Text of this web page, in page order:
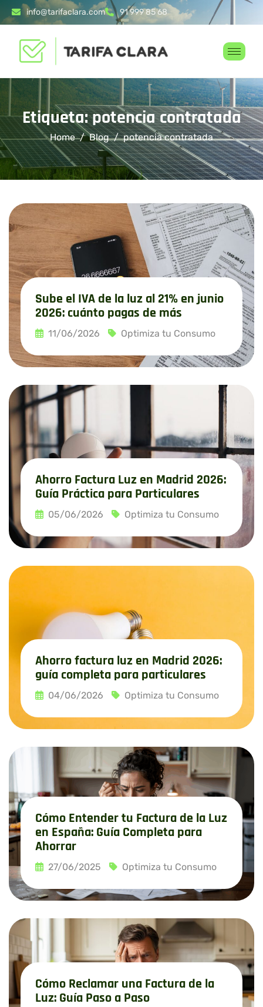
info@tarifaclara.com 91 999 85 68
Etiqueta: potencia contratada
Home Blog potencia contratada
Sube el IVA de la luz al 21% en junio
2026: cuánto pagas de más
11/06/2026 Optimiza tu Consumo
Leer más
Ahorro Factura Luz en Madrid 2026:
Guía Práctica para Particulares
05/06/2026 Optimiza tu Consumo
Leer más
Ahorro factura luz en Madrid 2026:
guía completa para particulares
04/06/2026 Optimiza tu Consumo
Cómo Entender tu Factura de la Luz
en España: Guía Completa para
Ahorrar
27/06/2025 Optimiza tu Consumo
Leer más
Cómo Reclamar una Factura de la
Luz: Guía Paso a Paso